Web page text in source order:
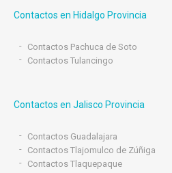
Contactos en Hidalgo Provincia
Contactos Pachuca de Soto
Contactos Tulancingo
Contactos en Jalisco Provincia
Contactos Guadalajara
Contactos Tlajomulco de Zúñiga
Contactos Tlaquepaque